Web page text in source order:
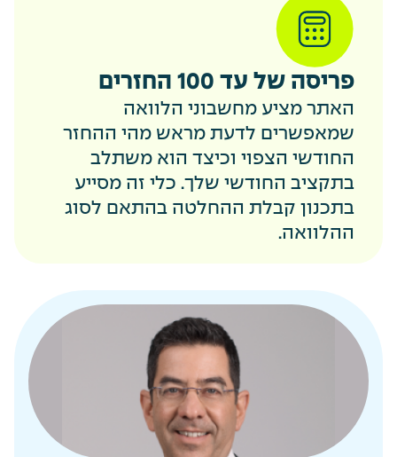
פריסה של עד 100 החזרים
האתר מציע מחשבוני הלוואה
שמאפשרים לדעת מראש מהי ההחזר
החודשי הצפוי וכיצד הוא משתלב
בתקציב החודשי שלך. כלי זה מסייע
בתכנון קבלת ההחלטה בהתאם לסוג
ההלוואה.